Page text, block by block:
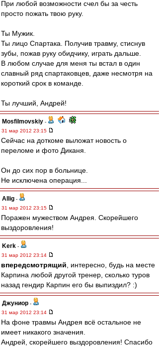
При любой возможности счел бы за честь
просто пожать твою руку.
Ты Мужик.
Ты лицо Спартака. Получив травму, стиснув
зубы, пожав руку обидчику, играть дальше.
В любом случае для меня ты встал в один
славный ряд спартаковцев, даже несмотря на
короткий срок в команде.
Ты лучший, Андрей!
Mosfilmovskiy -
31 мар 2012 23:15
Сейчас на доткоме выложат новость о
переломе и фото Диканя.
Он до сих пор в больнице.
Не исключена операция...
Allig -
31 мар 2012 23:15
Поражен мужеством Андрея. Скорейшего
выздоровления!
Kerk -
31 мар 2012 23:14
впередсмотрящий , интересно, будь на месте
Карпина любой другой тренер, сколько туров
назад гендир Карпин его бы выпиздил? :)
Джуниор -
31 мар 2012 23:14
На фоне травмы Андрея всё остальное не
имеет никакого значения.
Андрей, скорейшего выздоровления! Спасибо